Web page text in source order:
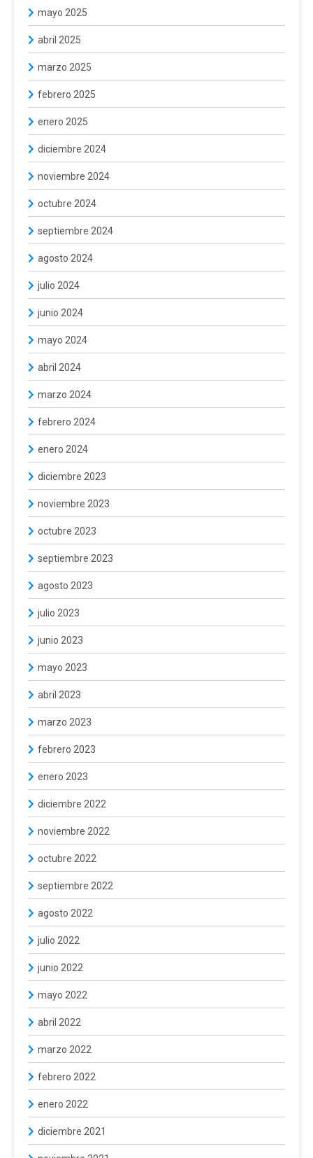
mayo 2025
abril 2025
marzo 2025
febrero 2025
enero 2025
diciembre 2024
noviembre 2024
octubre 2024
septiembre 2024
agosto 2024
julio 2024
junio 2024
mayo 2024
abril 2024
marzo 2024
febrero 2024
enero 2024
diciembre 2023
noviembre 2023
octubre 2023
septiembre 2023
agosto 2023
julio 2023
junio 2023
mayo 2023
abril 2023
marzo 2023
febrero 2023
enero 2023
diciembre 2022
noviembre 2022
octubre 2022
septiembre 2022
agosto 2022
julio 2022
junio 2022
mayo 2022
abril 2022
marzo 2022
febrero 2022
enero 2022
diciembre 2021